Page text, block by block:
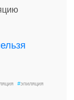
#эпиляция